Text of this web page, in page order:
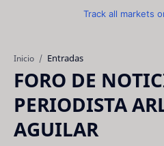
Track all markets
Inicio Entradas
FORO DE
PERIODISTA
AGUILAR